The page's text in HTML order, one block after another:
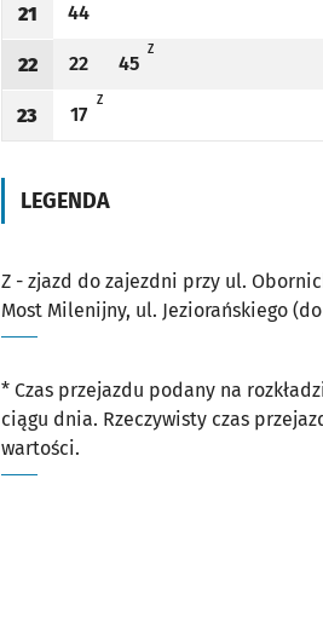
Godzina odjazdu
21
Odjazd
44
minut po godzinie 21
Godzina odjazdu
22
Odjazd
22
minut po godzinie 22
Odjazd
45
minut po godzinie 22
ZZ - ZJAZD DO ZAJEZDNI PRZY
Godzina odjazdu
23
Odjazd
17
minut po godzinie 23
ZZ - ZJAZD DO ZAJEZDNI PRZY UL.
LEGENDA
Z - zjazd do zajezdni przy ul.
Most Milenijny, ul. Jeziorańskiego
* Czas przejazdu podany na
ciągu dnia. Rzeczywisty czas
wartości.